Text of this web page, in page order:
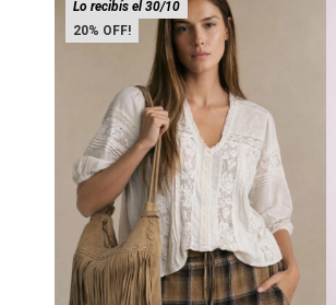
20
Lo recibís el 30/10